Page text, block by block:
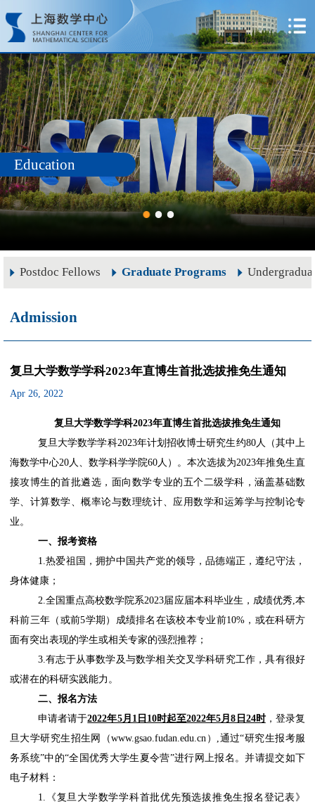
Education
Postdoc Fellows Graduate Programs
Admission
复旦大学数学学科2023年直博生首批选拔推免生通知
Apr 26, 2022
复旦大学数学学科2023年直博生首批选拔推免生通知
复旦大学数学学科2023年计划招收博士研究生约80人
（其中上
海数学中心20人、数学科学学院60人 ）。本次选拔为2023年推免生直
接攻博生的首批遴选，面向数学专业的五个二级学科，涵盖基础数
学、计算数学、概率论与数理统计、应用数学和运筹学与控制论专
业。
一、报考资格
1.热爱祖国，拥护中国共产党的领导，品德端正，遵纪守法，
身体健康；
2.全国重点高校数学院系2023届应届本科毕业生，成绩优秀,本
科前三年（或前5学期）成绩排名在该校本专业前10%，或在科研方
面有突出表现的学生或相关专家的强烈推荐；
3.有志于从事数学及与数学相关交叉学科研究工作，具有很好
或潜在的科研实践能力。
二、报名方法
申请者请于2022年5月1日10时起至2022年5月8日24时， 登录复
旦大学研究生招生网（www.gsao.fudan.edu.cn）,通过“研究生报考服
务系统”中的“全国优秀大学生夏令营”进行网上报名。并请提交如下
电子材料：
1.《复旦大学数学学科首批优先预选拔推免生报名登记表》